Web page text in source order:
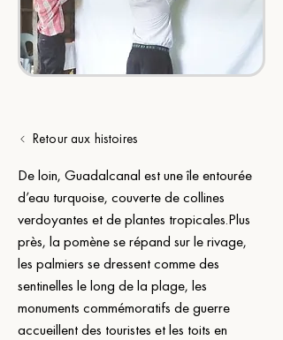
Retour aux histoires
De loin, Guadalcanal est une île entourée
d’eau turquoise, couverte de collines
verdoyantes et de plantes tropicales.Plus
près, la pomène se répand sur le rivage,
les palmiers se dressent comme des
sentinelles le long de la plage, les
monuments commémoratifs de guerre
accueillent des touristes et les toits en